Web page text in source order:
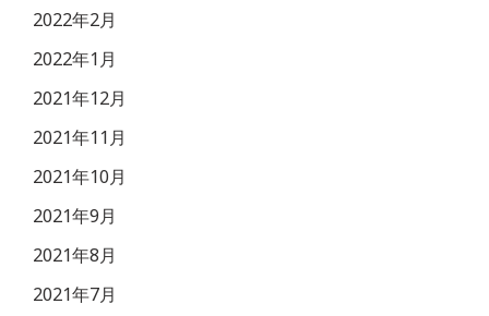
2022年2月
2022年1月
2021年12月
2021年11月
2021年10月
2021年9月
2021年8月
2021年7月